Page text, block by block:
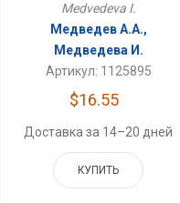
Medvedeva I.
Медведев А.А.,
Медведева И.
Артикул: 1125895
$16.55
Доставка за 14–20 дней
КУПИТЬ